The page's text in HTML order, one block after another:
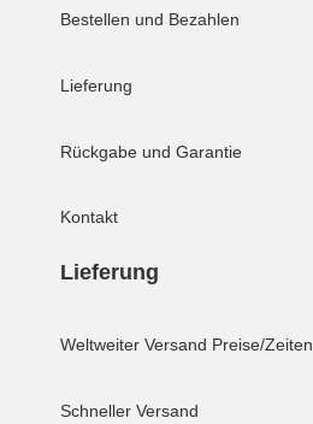
Bestellen und Bezahlen
Lieferung
Rückgabe und Garantie
Kontakt
Lieferung
Weltweiter Versand Preise/Zeiten
Schneller Versand